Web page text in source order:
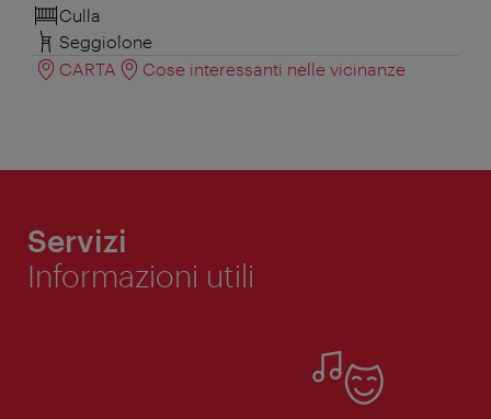
Culla
Seggiolone
CARTA
Cose interessanti nelle vicinanze
Servizi
Informazioni utili